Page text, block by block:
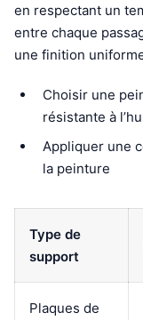
en respectant un
entre chaque
une finition
Choisir une
résistante à
Appliquer une
la peinture
Type de
support
Plaques de